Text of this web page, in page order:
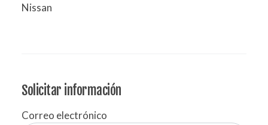
Nissan
Solicitar información
Correo electrónico